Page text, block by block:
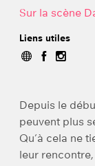
Sur la scène
Liens utiles
Depuis le
peuvent plus
Qu’à cela ne
leur